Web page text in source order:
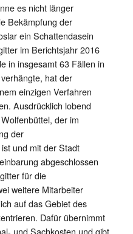
es nicht länger
Bekämpfung der
ein Schattendasein
im Berichtsjahr 2016
in insgesamt 63 Fällen in
hat der
einzigen Verfahren
Ausdrücklich lobend
der im
der
und mit der Stadt
abgeschlossen
für die
weitere Mitarbeiter
auf das Gebiet des
Dafür übernimmt
und Sachkosten und gibt